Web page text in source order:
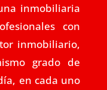
inmobiliaria
con
inmobiliario,
grado de
en cada uno